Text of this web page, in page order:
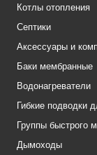
Котлы отопления
Септики
Аксессуары и
Баки мембранные
Водонагреватели
Гибкие подводки
Группы быстрого
Дымоходы